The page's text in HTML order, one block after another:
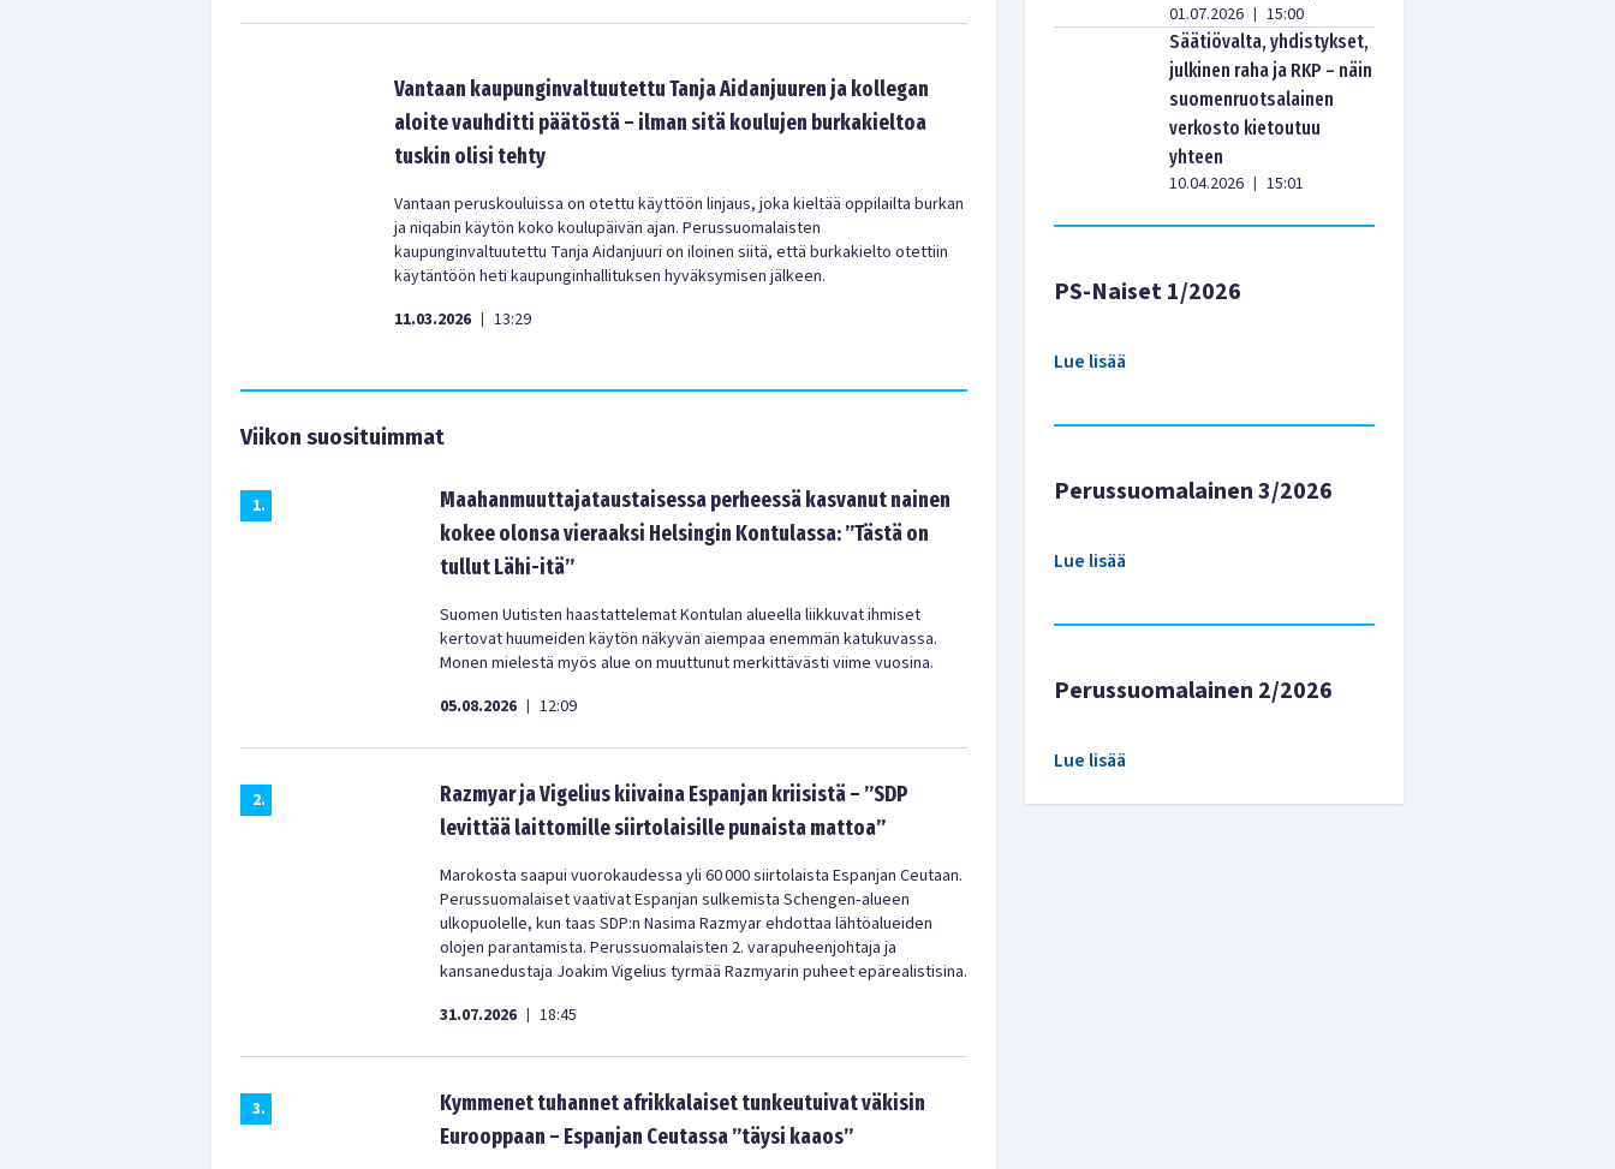
Vantaan kaupunginvaltuutettu Tanja Aidanjuuren ja kollegan
aloite vauhditti päätöstä – ilman sitä koulujen burkakieltoa
tuskin olisi tehty
Vantaan peruskouluissa on otettu käyttöön linjaus, joka kieltää oppilailta burkan
ja niqabin käytön koko koulupäivän ajan. Perussuomalaisten
kaupunginvaltuutettu Tanja Aidanjuuri on iloinen siitä, että burkakielto otettiin
käytäntöön heti kaupunginhallituksen hyväksymisen jälkeen.
11.03.2026 | 13:29
Viikon suosituimmat
1.
Maahanmuuttajataustaisessa perheessä kasvanut nainen
kokee olonsa vieraaksi Helsingin Kontulassa: ”Tästä on
tullut Lähi-itä”
Suomen Uutisten haastattelemat Kontulan alueella liikkuvat ihmiset
kertovat huumeiden käytön näkyvän aiempaa enemmän katukuvassa.
Monen mielestä myös alue on muuttunut merkittävästi viime vuosina.
05.08.2026 | 12:09
2.
Razmyar ja Vigelius kiivaina Espanjan kriisistä – ”SDP
levittää laittomille siirtolaisille punaista mattoa”
Marokosta saapui vuorokaudessa yli 60 000 siirtolaista Espanjan Ceutaan.
Perussuomalaiset vaativat Espanjan sulkemista Schengen‑alueen
ulkopuolelle, kun taas SDP:n Nasima Razmyar ehdottaa lähtöalueiden
olojen parantamista. Perussuomalaisten 2. varapuheenjohtaja ja
kansanedustaja Joakim Vigelius tyrmää Razmyarin puheet epärealistisina.
31.07.2026 | 18:45
3.
Kymmenet tuhannet afrikkalaiset tunkeutuivat väkisin
Eurooppaan – Espanjan Ceutassa ”täysi kaaos”
01.07.2026 | 15:00
Säätiövalta, yhdistykset,
julkinen raha ja RKP – näin
suomenruotsalainen
verkosto kietoutuu
yhteen
10.04.2026 | 15:01
PS-Naiset 1/2026
Lue lisää
Perussuomalainen 3/2026
Lue lisää
Perussuomalainen 2/2026
Lue lisää